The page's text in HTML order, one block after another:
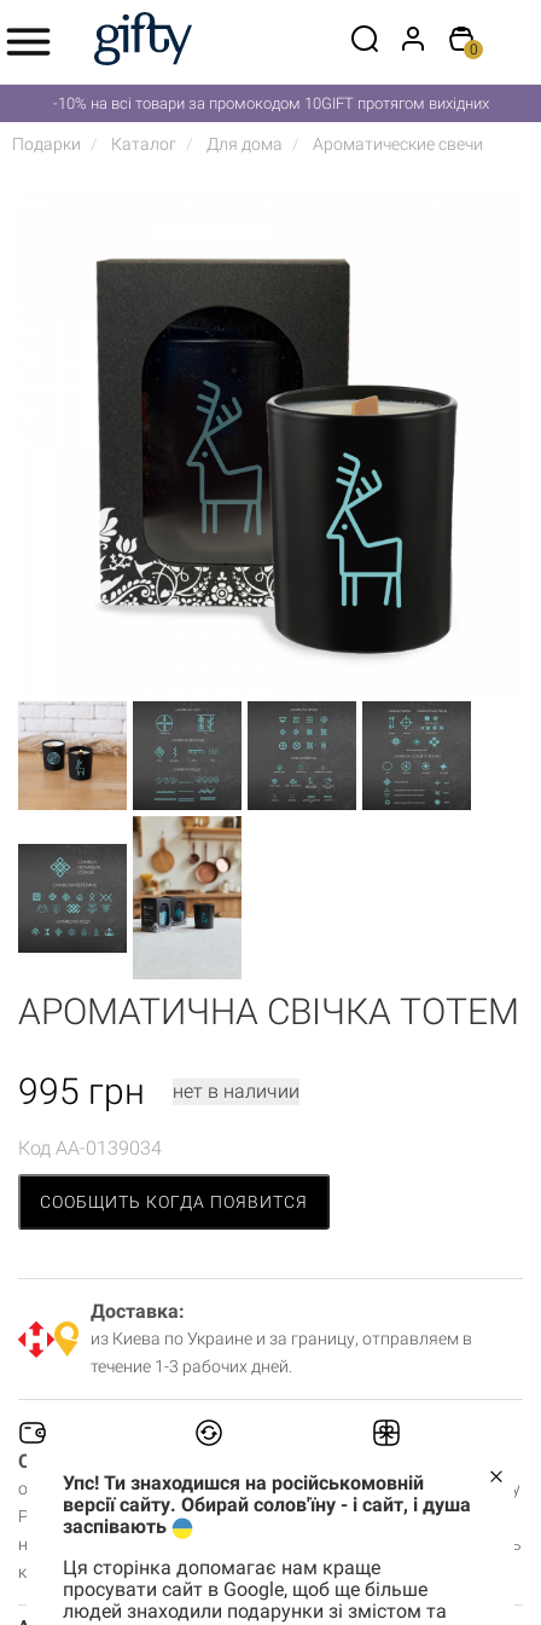
0
-10% на всі товари за промокодом 10GIFT протягом вихідних
Подарки Каталог Для дома Ароматические свечи
АРОМАТИЧНА СВІЧКА ТОТЕМ
995 грн нет в наличии
Код AA-0139034
СООБЩИТЬ КОГДА ПОЯВИТСЯ
Доставка:
из Киева по Украине и за границу, отправляем в
течение 1-3 рабочих дней.
Оплата:
онлайн, на счет,
PayPal,
наличными,
картой в шоуруме.
в течение 30 дней
оплатите доставку
заранее, чек не
будем вкладывать
Упс! Ти знаходишся на російськомовній
версії сайту. Обирай солов'їну - і сайт, і душа
заспівають
Ця сторінка допомагає нам краще
просувати сайт в Google, щоб ще більше
людей знаходили подарунки зі змістом та